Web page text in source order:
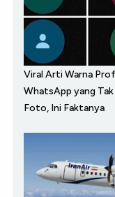
Viral Arti Warna
WhatsApp yang Tak
Foto, Ini Faktanya